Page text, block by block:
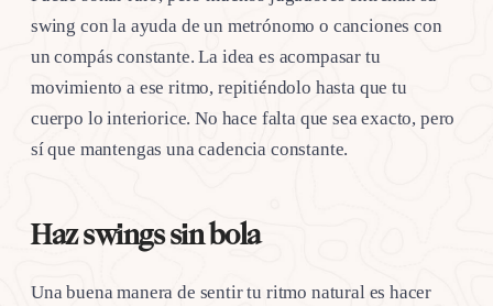
swing con la ayuda de un metrónomo o canciones con
un compás constante. La idea es acompasar tu
movimiento a ese ritmo, repitiéndolo hasta que tu
cuerpo lo interiorice. No hace falta que sea exacto, pero
sí que mantengas una cadencia constante.
Haz swings sin bola
Una buena manera de sentir tu ritmo natural es hacer